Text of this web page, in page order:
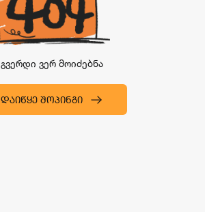
გვერდი ვერ მოიძებნა
ᲓᲐᲘᲬᲧᲔ ᲨᲝᲞᲘᲜᲒᲘ